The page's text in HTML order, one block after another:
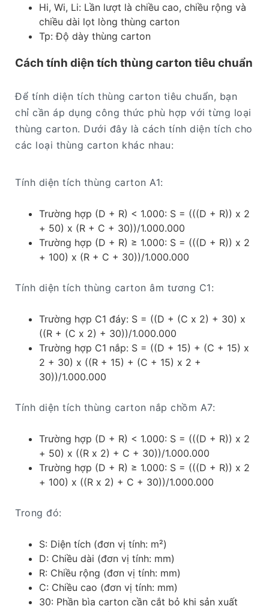
Hi, Wi, Li: Lần lượt là chiều cao, chiều rộng và
chiều dài lọt lòng thùng carton
Tp: Độ dày thùng carton
Cách tính diện tích thùng carton tiêu chuẩn
Để tính diện tích thùng carton tiêu chuẩn, bạn
chỉ cần áp dụng công thức phù hợp với từng loại
thùng carton. Dưới đây là cách tính diện tích cho
các loại thùng carton khác nhau:
Tính diện tích thùng carton A1:
Trường hợp (D + R) < 1.000: S = (((D + R)) x 2
+ 50) x (R + C + 30))/1.000.000
Trường hợp (D + R) ≥ 1.000: S = (((D + R)) x 2
+ 100) x (R + C + 30))/1.000.000
Tính diện tích thùng carton âm tương C1:
Trường hợp C1 đáy: S = ((D + (C x 2) + 30) x
((R + (C x 2) + 30))/1.000.000
Trường hợp C1 nắp: S = ((D + 15) + (C + 15) x
2 + 30) x ((R + 15) + (C + 15) x 2 +
30))/1.000.000
Tính diện tích thùng carton nắp chồm A7:
Trường hợp (D + R) < 1.000: S = (((D + R)) x 2
+ 50) x ((R x 2) + C + 30))/1.000.000
Trường hợp (D + R) ≥ 1.000: S = (((D + R)) x 2
+ 100) x ((R x 2) + C + 30))/1.000.000
Trong đó:
S: Diện tích (đơn vị tính: m²)
D: Chiều dài (đơn vị tính: mm)
R: Chiều rộng (đơn vị tính: mm)
C: Chiều cao (đơn vị tính: mm)
30: Phần bìa carton cần cắt bỏ khi sản xuất